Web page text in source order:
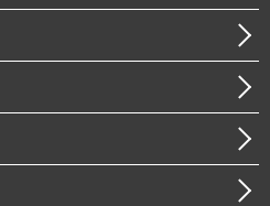
イアンス）・防災（政策）
スマートシティ